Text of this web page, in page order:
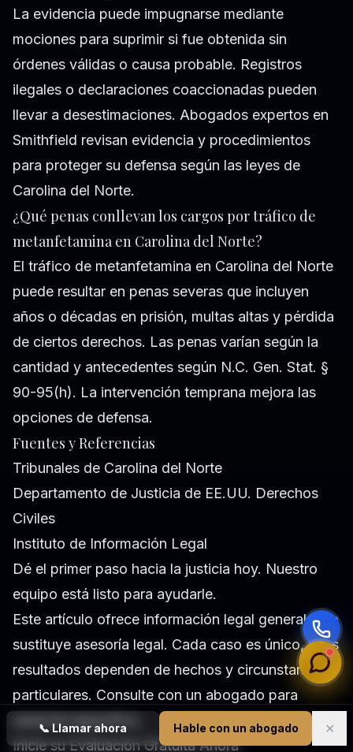
📞 Llamar ahora Hable con un abogado ✕
La evidencia puede impugnarse mediante
mociones para suprimir si fue obtenida sin
órdenes válidas o causa probable. Registros
ilegales o declaraciones coaccionadas pueden
llevar a desestimaciones. Abogados expertos en
Smithfield revisan evidencia y procedimientos
para proteger su defensa según las leyes de
Carolina del Norte.
¿Qué penas conllevan los cargos por tráfico de
metanfetamina en Carolina del Norte?
El tráfico de metanfetamina en Carolina del Norte
puede resultar en penas severas que incluyen
años o décadas en prisión, multas altas y pérdida
de ciertos derechos. Las penas varían según la
cantidad y antecedentes según N.C. Gen. Stat. §
90-95(h). La intervención temprana mejora las
opciones de defensa.
Fuentes y Referencias
Tribunales de Carolina del Norte
Departamento de Justicia de EE.UU. Derechos
Civiles
Instituto de Información Legal
Dé el primer paso hacia la justicia hoy. Nuestro
equipo está listo para ayudarle.
Este artículo ofrece información legal general y no
sustituye asesoría legal. Cada caso es único, y los
resultados dependen de hechos y circunstancias
particulares. Consulte con un abogado para
asesoría específica.
Inicie su Evaluación Gratuita Ahora